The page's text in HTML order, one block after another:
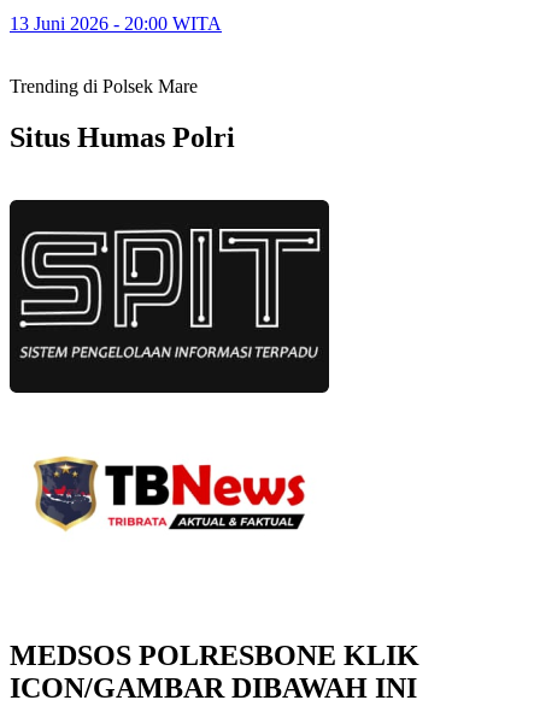
13 Juni 2026 - 20:00 WITA
Trending di Polsek Mare
Situs Humas Polri
MEDSOS POLRESBONE KLIK
ICON/GAMBAR DIBAWAH INI